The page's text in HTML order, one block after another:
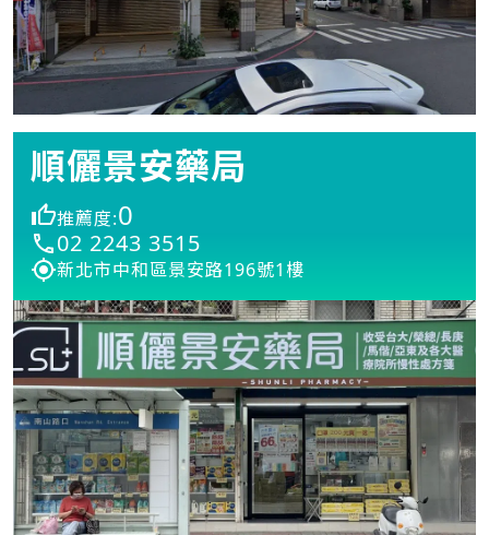
順儷景安藥局
推薦度:0
02 2243 3515
新北市中和區景安路196號1樓